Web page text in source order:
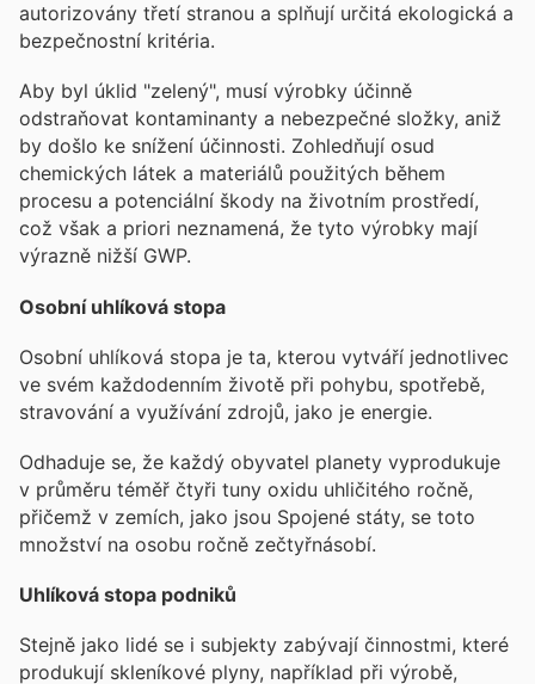
autorizovány třetí stranou a splňují určitá ekologická a
bezpečnostní kritéria.
Aby byl úklid "zelený", musí výrobky účinně
odstraňovat kontaminanty a nebezpečné složky, aniž
by došlo ke snížení účinnosti. Zohledňují osud
chemických látek a materiálů použitých během
procesu a potenciální škody na životním prostředí,
což však a priori neznamená, že tyto výrobky mají
výrazně nižší GWP.
Osobní uhlíková stopa
Osobní uhlíková stopa je ta, kterou vytváří jednotlivec
ve svém každodenním životě při pohybu, spotřebě,
stravování a využívání zdrojů, jako je energie.
Odhaduje se, že každý obyvatel planety vyprodukuje
v průměru téměř čtyři tuny oxidu uhličitého ročně,
přičemž v zemích, jako jsou Spojené státy, se toto
množství na osobu ročně zečtyřnásobí.
Uhlíková stopa podniků
Stejně jako lidé se i subjekty zabývají činnostmi, které
produkují skleníkové plyny, například při výrobě,